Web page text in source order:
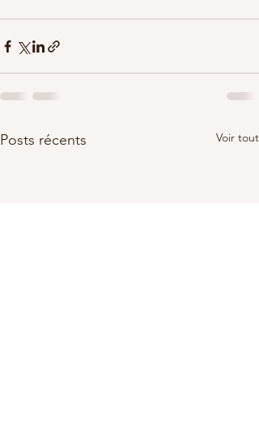
Posts récents Voir tout